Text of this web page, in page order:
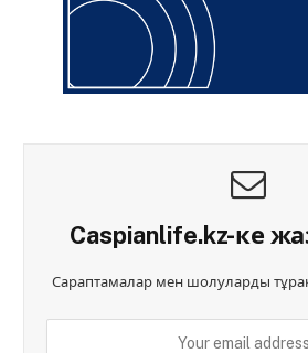
Caspianlife.kz-ке
Сараптамалар мен шолуларды